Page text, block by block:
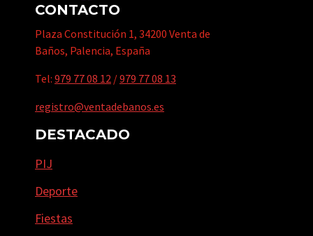
CONTACTO
Plaza Constitución 1, 34200 Venta de
Baños, Palencia, España
Tel: 979 77 08 12 /979 77 08 13
registro@ventadebanos.es
DESTACADO
PIJ
Deporte
Fiestas